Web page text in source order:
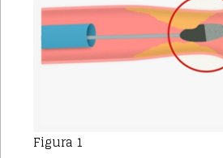
Figura 1